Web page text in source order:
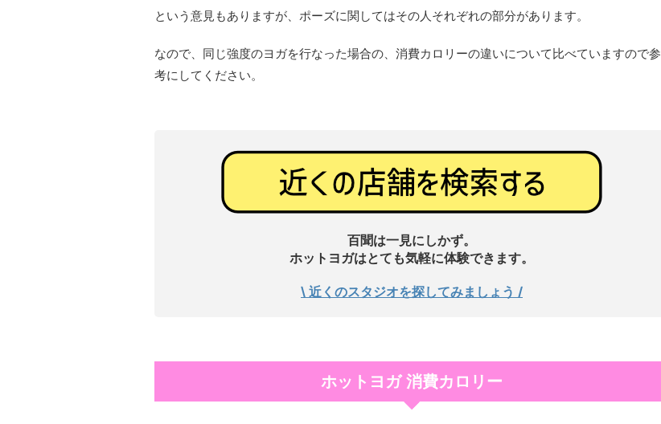
という意見もありますが、ポーズに関してはその人それぞれの部分があります。
なので、同じ強度のヨガを行なった場合の、消費カロリーの違いについて比べていますので参
考にしてください。
百聞は一見にしかず。
ホットヨガはとても気軽に体験できます。
\ 近くのスタジオを探してみましょう /
ホットヨガ 消費カロリー